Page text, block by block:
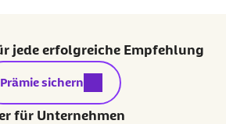
Richtlinien
jede erfolgreiche Empfehlung
externer Link:
Prämie sichern
für Unternehmen